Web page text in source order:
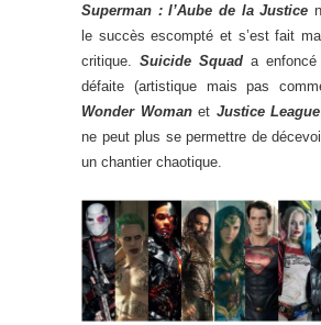
Superman : l’Aube de la Justice
le succès escompté et s’est fait
critique. Suicide Squad a
défaite (artistique mais pas
Wonder Womanet Justice League
ne peut plus se permettre de
un chantier chaotique.